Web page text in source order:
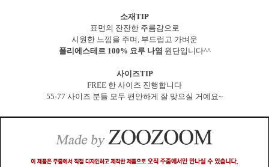
소재TIP
표면의 잔잔한 주름감으로
시원한 느낌을 주며, 부드럽고 가벼운
폴리에스테르 100% 요루 나염 원단입니다^^
사이즈TIP
FREE 한 사이즈 진행합니다
55-77 사이즈 분들 모두 편안하게 잘 맞으실 거예요~